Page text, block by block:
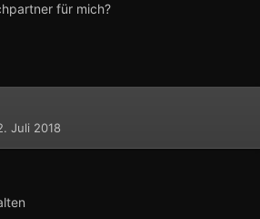
für mich?
Juli 2018